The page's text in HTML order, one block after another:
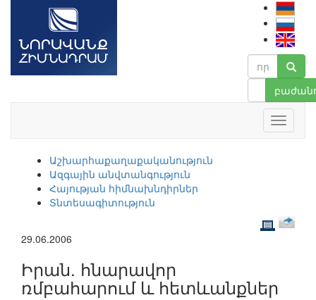
Աշխարհաքաղաքականություն
Ազգային անվտանգություն
Հայության հիմնախնդիրներ
Տնտեսագիտություն
29.06.2006
Իրան. հնարավոր
ռմբահարում և հետևանքներ